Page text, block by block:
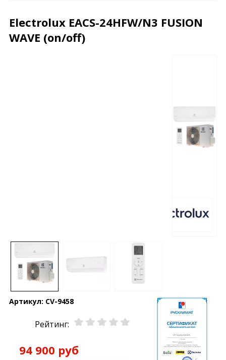
Electrolux EACS-24HFW/N3 FUSION
WAVE (on/off)
Артикул: CV-9458
Рейтинг:
94 900 руб